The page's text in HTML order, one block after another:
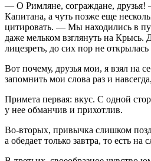
— О Римляне, сограждане, друзья!
Капитана, а чуть позже еще
цитировать. — Мы находились в
даже мельком взглянуть на Крысь.
лицезреть, до сих пор не
Вот почему, друзья мои, я взял на
запомнить мои слова раз и
Примета первая: вкус. С одной
у нее обманчив и прихотлив.
Во-вторых, привычка слишком
а обедает только завтра, то есть